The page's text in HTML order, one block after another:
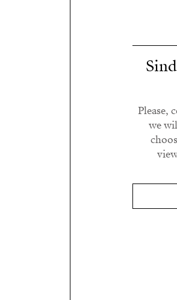
Please,
we